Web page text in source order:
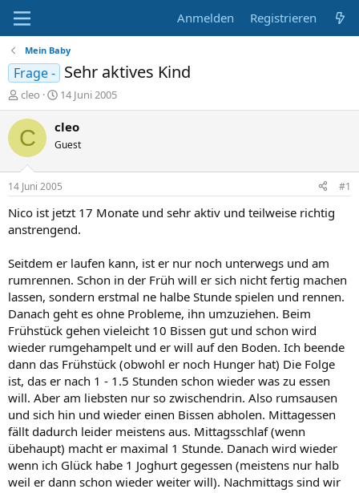
Anmelden Registrieren
Mein Baby
Frage - Sehr aktives Kind
E
r
s
t
e
r
cleo
E
r
s
e
l
t
a
14 Juni 2005
C cleo
Guest
14 Juni 2005 #1
Nico ist jetzt 17 Monate und sehr aktiv und teilweise richtig
anstrengend.
Seitdem er laufen kann, ist er nur noch unterwegs und am
rumrennen. Schon in der Früh will er sich nicht fertig machen
lassen, sondern erstmal ne halbe Stunde spielen und rennen.
Danach geht es ohne Probleme, ihn umzuziehen. Beim
Frühstück gehen vieleicht 10 Bissen gut und schon wird
wieder rumgehampelt und er will auf den Boden. Ich beende
dann das Frühstück (obwohl er noch Hunger hat) Die Folge
ist, das er nach 1 - 1.5 Stunden schon wieder was zu essen
will. Aber am liebsten nur so zwischendrin. Also rumsausen
und sich hin und wieder einen Bissen abholen. Mittagessen
fällt dadurch leider meistens aus. Mittagsschlaf (wenn
übehaupt) macht er maximal 1 Stunde. Danach wird wieder
wenn ich Glück habe 1 Joghurt gegessen (meistens nur halb
weil er dann schon wieder weiter will). Nachmittags sind wir